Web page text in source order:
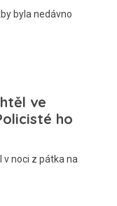
byla nedávno
ve
ho
v noci z pátka na